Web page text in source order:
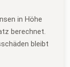
in Höhe
berechnet.
bleibt